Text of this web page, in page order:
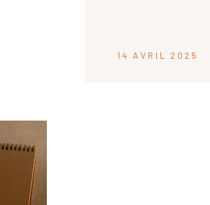
14 AVRIL 2025